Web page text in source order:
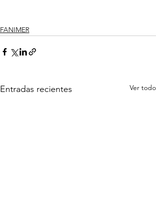
FANIMER
Entradas recientes Ver todo